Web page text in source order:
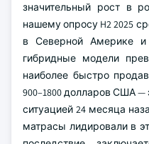
значительный рост в
нашему опросу H2 2025
в Северной Америке и
гибридные модели
наиболее быстро
900–1800 долларов США
ситуацией 24 месяца
матрасы лидировали в